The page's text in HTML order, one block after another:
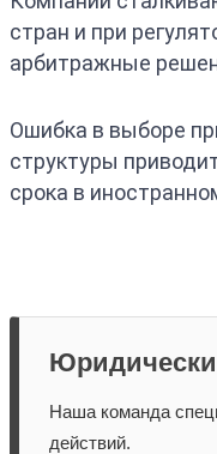
стран и при
арбитражные
Ошибка в выборе
структуры
срока в
Наша команда
действий.